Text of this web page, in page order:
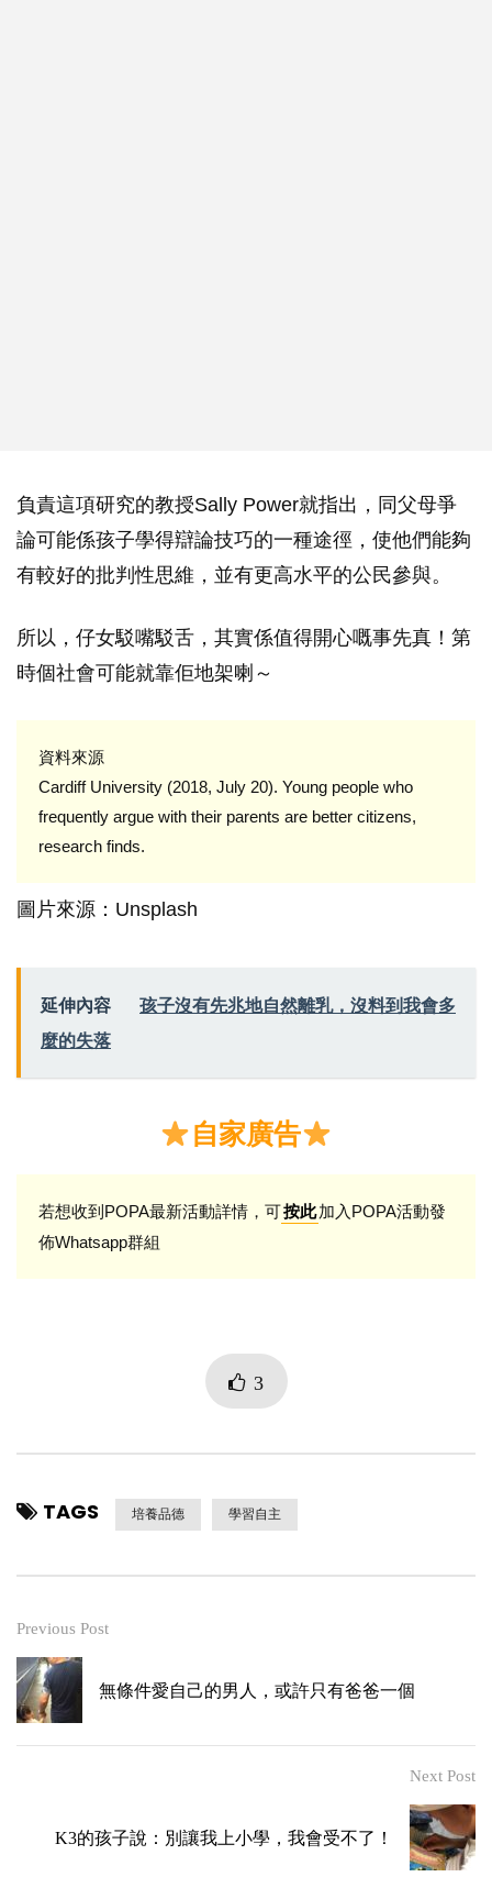
負責這項研究的教授Sally Power就指出，同父母爭
論可能係孩子學得辯論技巧的一種途徑，使他們能夠
有較好的批判性思維，並有更高水平的公民參與。
所以，仔女駁嘴駁舌，其實係值得開心嘅事先真！第
時個社會可能就靠佢地架喇～
資料來源
Cardiff University (2018, July 20). Young people who
frequently argue with their parents are better citizens,
research finds.
圖片來源：Unsplash
延伸內容
孩子沒有先兆地自然離乳，沒料到我會多
麼的失落
自家廣告
若想收到POPA最新活動詳情，可按此加入POPA活動發
佈Whatsapp群組
3
TAGS 培養品德 學習自主
Previous Post
無條件愛自己的男人，或許只有爸爸一個
Next Post
K3的孩子說：別讓我上小學，我會受不了！